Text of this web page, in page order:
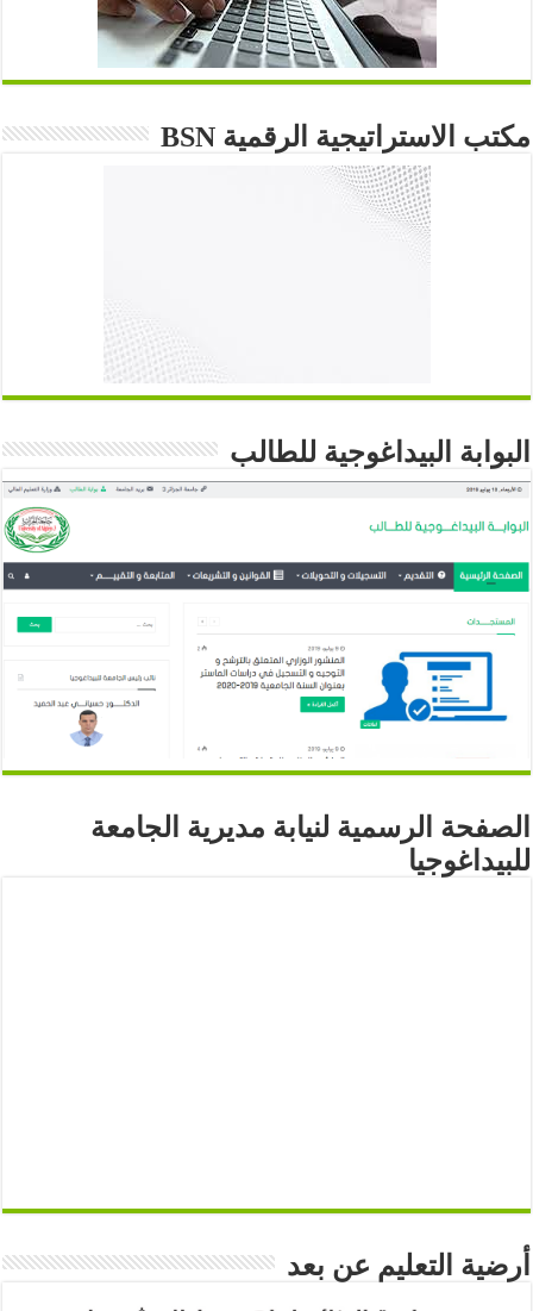
مكتب الاستراتيجية الرقمية BSN
البوابة البيداغوجية للطالب
الصفحة الرسمية لنيابة مديرية الجامعة
للبيداغوجيا
أرضية التعليم عن بعد